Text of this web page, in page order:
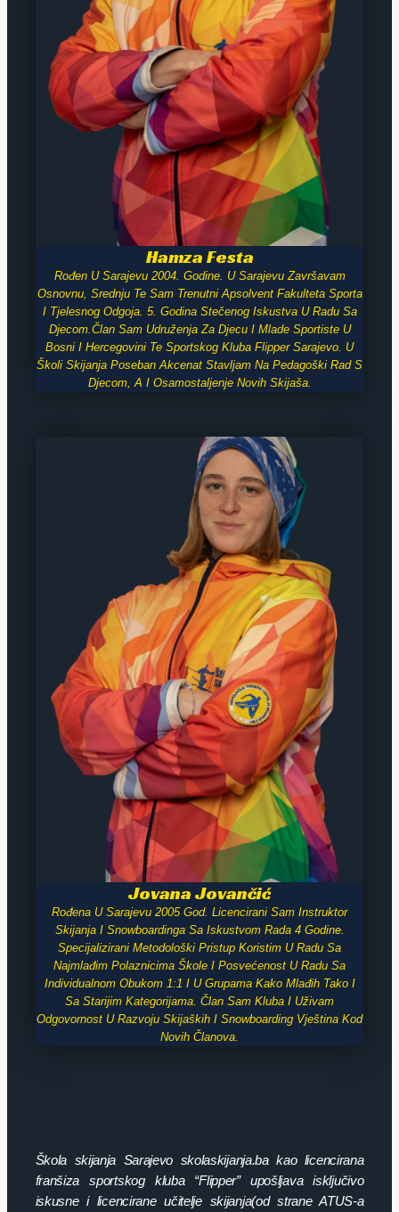
Hamza Festa
Rođen U Sarajevu 2004. Godine. U Sarajevu Završavam
Osnovnu, Srednju Te Sam Trenutni Apsolvent Fakulteta Sporta
I Tjelesnog Odgoja. 5. Godina Stečenog Iskustva U Radu Sa
Djecom.Član Sam Udruženja Za Djecu I Mlade Sportiste U
Bosni I Hercegovini Te Sportskog Kluba Flipper Sarajevo. U
Školi Skijanja Poseban Akcenat Stavljam Na Pedagoški Rad S
Djecom, A I Osamostaljenje Novih Skijaša.
Jovana Jovančić
Rođena U Sarajevu 2005 God. Licencirani Sam Instruktor
Skijanja I Snowboardinga Sa Iskustvom Rada 4 Godine.
Specijalizirani Metodološki Pristup Koristim U Radu Sa
Najmlađim Polaznicima Škole I Posvećenost U Radu Sa
Individualnom Obukom 1:1 I U Grupama Kako Mlađih Tako I
Sa Starijim Kategorijama. Član Sam Kluba I Uživam
Odgovornost U Razvoju Skijaških I Snowboarding Vještina Kod
Novih Članova.
Škola skijanja Sarajevo skolaskijanja.ba kao licencirana
franšiza sportskog kluba “Flipper” upošljava isključivo
iskusne i licencirane učitelje skijanja(od strane ATUS-a